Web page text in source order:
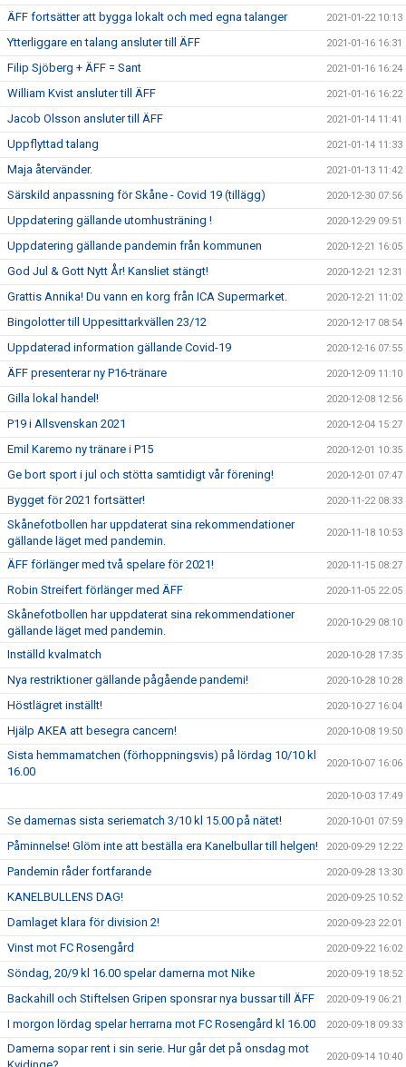
ÄFF fortsätter att bygga lokalt och med egna talanger 2021-01-22 10:13
Ytterliggare en talang ansluter till ÄFF 2021-01-16 16:31
Filip Sjöberg + ÄFF = Sant 2021-01-16 16:24
William Kvist ansluter till ÄFF 2021-01-16 16:22
Jacob Olsson ansluter till ÄFF 2021-01-14 11:41
Uppflyttad talang 2021-01-14 11:33
Maja återvänder. 2021-01-13 11:42
Särskild anpassning för Skåne - Covid 19 (tillägg) 2020-12-30 07:56
Uppdatering gällande utomhusträning ! 2020-12-29 09:51
Uppdatering gällande pandemin från kommunen 2020-12-21 16:05
God Jul & Gott Nytt År! Kansliet stängt! 2020-12-21 12:31
Grattis Annika! Du vann en korg från ICA Supermarket. 2020-12-21 11:02
Bingolotter till Uppesittarkvällen 23/12 2020-12-17 08:54
Uppdaterad information gällande Covid-19 2020-12-16 07:55
ÄFF presenterar ny P16-tränare 2020-12-09 11:10
Gilla lokal handel! 2020-12-08 12:56
P19 i Allsvenskan 2021 2020-12-04 15:27
Emil Karemo ny tränare i P15 2020-12-01 10:35
Ge bort sport i jul och stötta samtidigt vår förening! 2020-12-01 07:47
Bygget för 2021 fortsätter! 2020-11-22 08:33
Skånefotbollen har uppdaterat sina rekommendationer
gällande läget med pandemin.
2020-11-18 10:53
ÄFF förlänger med två spelare för 2021! 2020-11-15 08:27
Robin Streifert förlänger med ÄFF 2020-11-05 22:05
Skånefotbollen har uppdaterat sina rekommendationer
gällande läget med pandemin.
2020-10-29 08:10
Inställd kvalmatch 2020-10-28 17:35
Nya restriktioner gällande pågående pandemi! 2020-10-28 10:28
Höstlägret inställt! 2020-10-27 16:04
Hjälp AKEA att besegra cancern! 2020-10-08 19:50
Sista hemmamatchen (förhoppningsvis) på lördag 10/10 kl
16.00
2020-10-07 16:06
2020-10-03 17:49
Se damernas sista seriematch 3/10 kl 15.00 på nätet! 2020-10-01 07:59
Påminnelse! Glöm inte att beställa era Kanelbullar till helgen! 2020-09-29 12:22
Pandemin råder fortfarande 2020-09-28 13:30
KANELBULLENS DAG! 2020-09-25 10:52
Damlaget klara för division 2! 2020-09-23 22:01
Vinst mot FC Rosengård 2020-09-22 16:02
Söndag, 20/9 kl 16.00 spelar damerna mot Nike 2020-09-19 18:52
Backahill och Stiftelsen Gripen sponsrar nya bussar till ÄFF 2020-09-19 06:21
I morgon lördag spelar herrarna mot FC Rosengård kl 16.00 2020-09-18 09:33
Damerna sopar rent i sin serie. Hur går det på onsdag mot
2020-09-14 10:40